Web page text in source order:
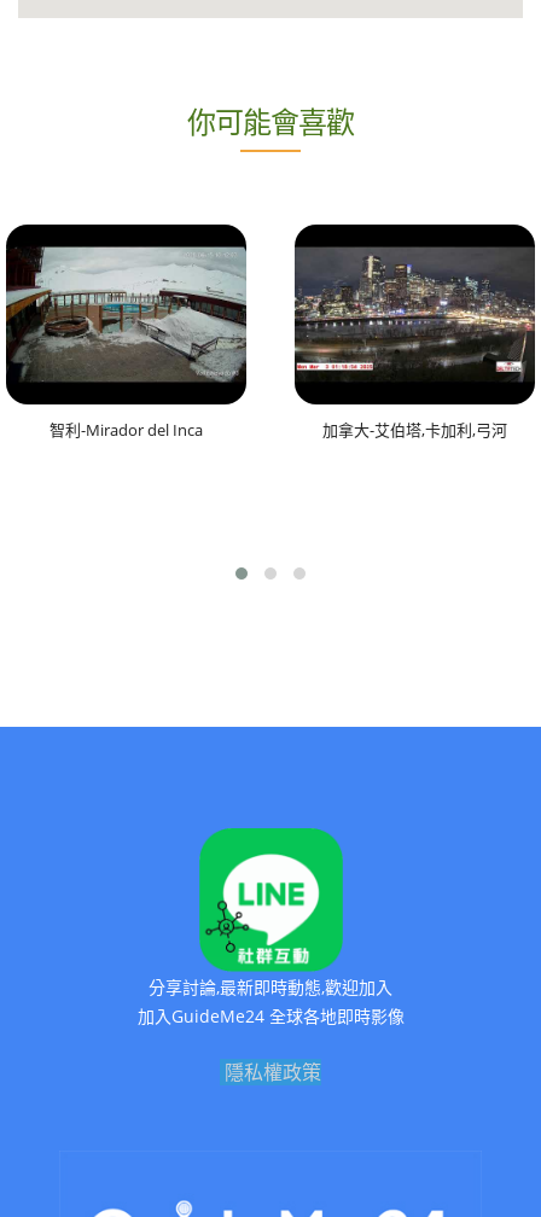
你可能會喜歡
智利-Mirador del Inca 加拿大-艾伯塔,卡加利,弓河
分享討論,最新即時動態,歡迎加入
加入GuideMe24 全球各地即時影像
隱私權政策